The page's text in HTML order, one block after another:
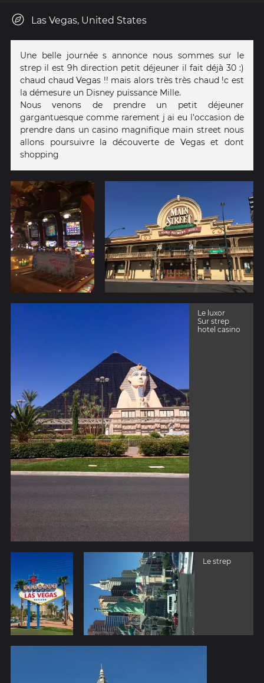
Las Vegas, United States
Une belle journée s annonce nous sommes sur le
strep il est 9h direction petit déjeuner il fait déjà 30 :)
chaud chaud Vegas !! mais alors très très chaud !c est
la démesure un Disney puissance Mille.
Nous venons de prendre un petit déjeuner
gargantuesque comme rarement j ai eu l'occasion de
prendre dans un casino magnifique main street nous
allons poursuivre la découverte de Vegas et dont
shopping
Le luxor
Sur strep
hotel casino
Le strep